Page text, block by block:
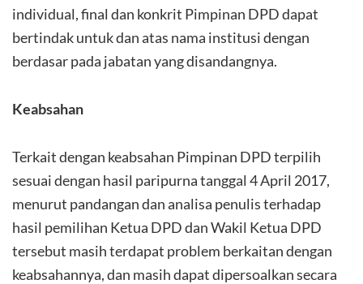
individual, final dan konkrit Pimpinan DPD dapat
bertindak untuk dan atas nama institusi dengan
berdasar pada jabatan yang disandangnya.
Keabsahan
Terkait dengan keabsahan Pimpinan DPD terpilih
sesuai dengan hasil paripurna tanggal 4 April 2017,
menurut pandangan dan analisa penulis terhadap
hasil pemilihan Ketua DPD dan Wakil Ketua DPD
tersebut masih terdapat problem berkaitan dengan
keabsahannya, dan masih dapat dipersoalkan secara